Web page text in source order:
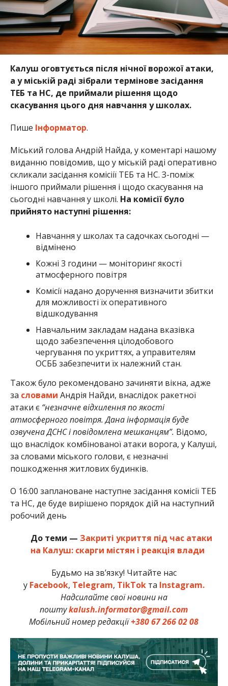
Калуш оговтується після нічної ворожої атаки,
а у міській раді зібрали термінове засідання
ТЕБ та НС, де приймали рішення щодо
скасування цього дня навчання у школах.
Пише Інформатор.
Міський голова Андрій Найда, у коментарі нашому
виданню повідомив, що у міській раді оперативно
скликали засідання комісіії ТЕБ та НС. З-поміж
іншого приймали рішення і щодо скасування на
сьогодні навчання у школі. На комісії було
прийнято наступні рішення:
Навчання у школах та садочках сьогодні —
відмінено
Кожні 3 години — моніторинг якості
атмосферного повітря
Комісії надано доручення визначити збитки
для можливості їх оперативного
відшкодування
Навчальним закладам надана вказівка
щодо забезпечення цілодобового
чергування по укриттях, а управителям
ОСББ забезпечити їх належний стан.
Також було рекомендовано зачиняти вікна, адже
за словами Андрія Найди, внаслідок ракетної
атаки є “незначне відхилення по якості
атмосферного повітря. Дана інформація буде
озвучена ДСНС і повідомлена мешканцям”. Відомо,
що внаслідок комбінованої атаки ворога, у Калуші,
за словами міського голови, є незначні
пошкодження житлових будинків.
О 16:00 заплановане наступне засідання комісії ТЕБ
та НС, де буде вирішено порядок дій на наступний
робочий день
До теми — Закриті укриття під час атаки
на Калуш: скарги містян і реакція влади
Будьмо на зв’язку! Читайте нас
у Facebook, Telegram, TikTokта Instagram.
Надсилайте свої новини на
поштуkalush.informator@gmail.com
Мобільний номер редакції+380 67 266 02 08